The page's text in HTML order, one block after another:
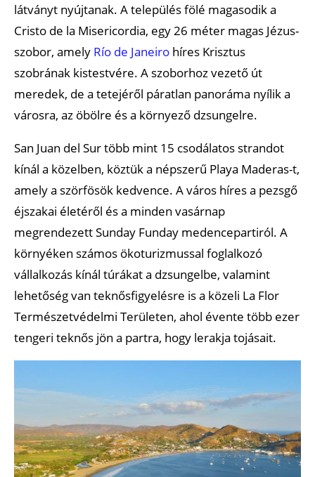
látványt nyújtanak. A település fölé magasodik a
Cristo de la Misericordia, egy 26 méter magas Jézus-
szobor, amely Río de Janeiro híres Krisztus
szobrának kistestvére. A szoborhoz vezető út
meredek, de a tetejéről páratlan panoráma nyílik a
városra, az öbölre és a környező dzsungelre.
San Juan del Sur több mint 15 csodálatos strandot
kínál a közelben, köztük a népszerű Playa Maderas-t,
amely a szörfösök kedvence. A város híres a pezsgő
éjszakai életéről és a minden vasárnap
megrendezett Sunday Funday medencepartiról. A
környéken számos ökoturizmussal foglalkozó
vállalkozás kínál túrákat a dzsungelbe, valamint
lehetőség van teknősfigyelésre is a közeli La Flor
Természetvédelmi Területen, ahol évente több ezer
tengeri teknős jön a partra, hogy lerakja tojásait.